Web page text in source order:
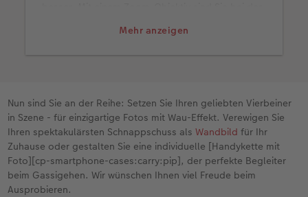
Mehr anzeigen
Teleobjektiv können Sie schöne Aufnahmen aus
Nun sind Sie an der Reihe: Setzen Sie Ihren geliebten Vierbeiner
in Szene - für einzigartige Fotos mit Wau-Effekt. Verewigen Sie
Ihren spektakulärsten Schnappschuss alsWandbild für Ihr
Zuhause oder gestalten Sie eine individuelle [Handykette mit
Foto][cp-smartphone-cases:carry:pip], der perfekte Begleiter
beim Gassigehen. Wir wünschen Ihnen viel Freude beim
Ausprobieren.